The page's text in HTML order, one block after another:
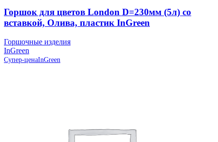
Горшок для цветов London D=230мм (5л) со
вставкой, Олива, пластик InGreen
Горшочные изделия
InGreen
Супер-ценаInGreen